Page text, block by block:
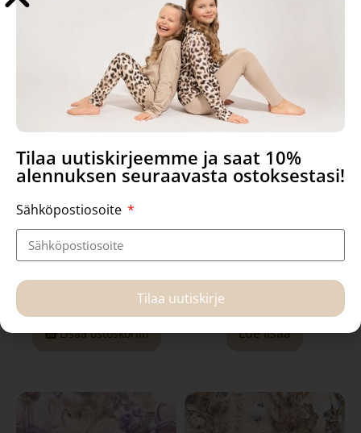
Tutustu myös
Royal Family puuvilla
Lisää ostoskoriin Lue lisää
Tilaa uutiskirjeemme ja saat 10%
alennuksen seuraavasta ostoksestasi!
Sähköpostiosoite
Tilaa uutiskirje